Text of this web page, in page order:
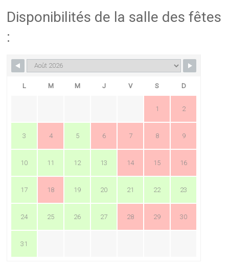
Disponibilités de la salle des fêtes
:
L M M J V S D
1 2
3 4 5 6 7 8 9
10 11 12 13 14 15 16
17 18 19 20 21 22 23
24 25 26 27 28 29 30
31